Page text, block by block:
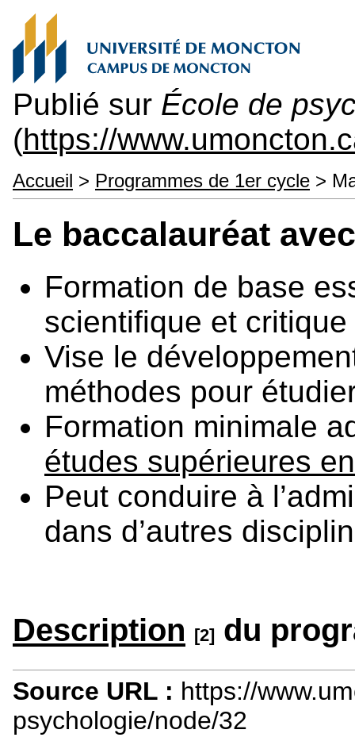
Publié sur École de
(https://
Accueil > Programmes de 1er cycle >
Le baccalauréat
Formation de base
scientifique et critique
Vise le
méthodes pour
Formation minimale
études supérieures
Peut conduire à
dans d’autres
Description [2] du
Source URL : https://
psychologie/node/32